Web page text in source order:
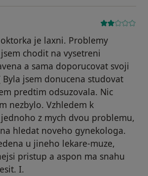
je laxni. Problemy
chodit na vysetreni
a sama doporucovat svoji
jsem donucena studovat
predtim odsuzovala. Nic
nezbylo. Vzhledem k
z mych dvou problemu,
hledat noveho gynekologa.
u jineho lekare-muze,
pristup a aspon ma snahu
I.